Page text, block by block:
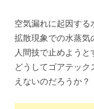
空気漏れに起因する
拡散現象での水蒸気
人間技で止めようと
どうしてゴアテッ
えないのだろうか？